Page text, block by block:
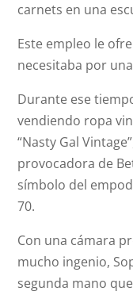
carnets en una
Este empleo le
necesitaba por
Durante ese
vendiendo ropa
“Nasty Gal
provocadora de
símbolo del
70.
Con una cámara
mucho ingenio,
segunda mano